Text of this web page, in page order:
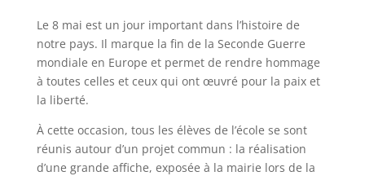
Le 8 mai est un jour important dans l’histoire de
notre pays. Il marque la fin de la Seconde Guerre
mondiale en Europe et permet de rendre hommage
à toutes celles et ceux qui ont œuvré pour la paix et
la liberté.
À cette occasion, tous les élèves de l’école se sont
réunis autour d’un projet commun : la réalisation
d’une grande affiche, exposée à la mairie lors de la